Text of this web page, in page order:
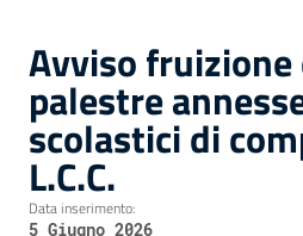
Avviso
palestre
scolastici di
L.C.C.
Data inserimento:
5 Giugno 2026